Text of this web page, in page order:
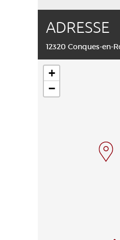
ADRESSE
12320 Conques-en-
+
−